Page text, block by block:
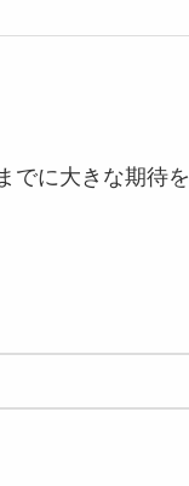
でに大きな期待を